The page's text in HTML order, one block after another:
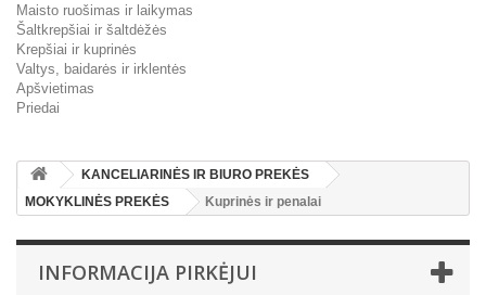
Maisto ruošimas ir laikymas
Šaltkrepšiai ir šaltdėžės
Krepšiai ir kuprinės
Valtys, baidarės ir irklentės
Apšvietimas
Priedai
KANCELIARINĖS IR BIURO PREKĖS
MOKYKLINĖS PREKĖS
Kuprinės ir penalai
INFORMACIJA PIRKĖJUI